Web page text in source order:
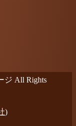
ジ All Rights
)